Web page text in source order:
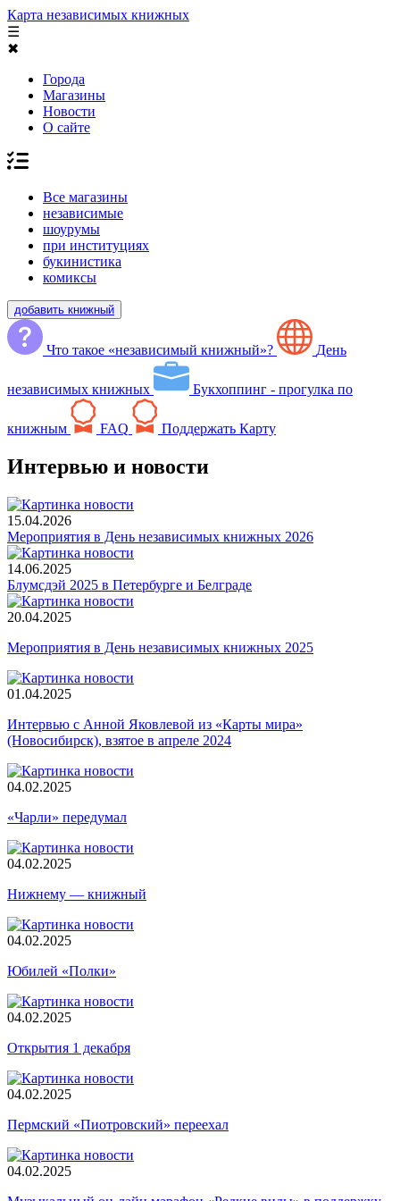
Карта независимых книжных
☰
✖
Города
Магазины
Новости
О сайте
Все магазины
независимые
шоурумы
при институциях
букинистика
комиксы
добавить книжный
Что такое «независимый книжный»? День
независимых книжных Букхоппинг - прогулка по
книжным FAQ Поддержать Карту
Интервью и новости
15.04.2026
Мероприятия в День независимых книжных 2026
14.06.2025
Блумсдэй 2025 в Петербурге и Белграде
20.04.2025
Мероприятия в День независимых книжных 2025
01.04.2025
Интервью с Анной Яковлевой из «Карты мира»
(Новосибирск), взятое в апреле 2024
04.02.2025
«Чарли» передумал
04.02.2025
Нижнему — книжный
04.02.2025
Юбилей «Полки»
04.02.2025
Открытия 1 декабря
04.02.2025
Пермский «Пиотровский» переехал
04.02.2025